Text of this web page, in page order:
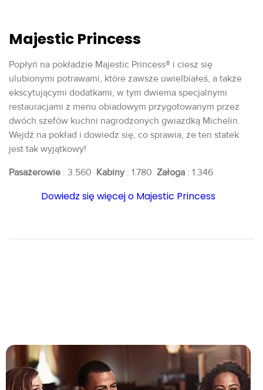
Majestic Princess
Popłyń na pokładzie Majestic Princess® i ciesz się
ulubionymi potrawami, które zawsze uwielbiałeś, a także
ekscytującymi dodatkami, w tym dwiema specjalnymi
restauracjami z menu obiadowym przygotowanym przez
dwóch szefów kuchni nagrodzonych gwiazdką Michelin.
Wejdź na pokład i dowiedz się, co sprawia, że ten statek
jest tak wyjątkowy!
Pasażerowie : 3.560 Kabiny: 1.780 Załoga : 1.346
Dowiedz się więcej o Majestic Princess